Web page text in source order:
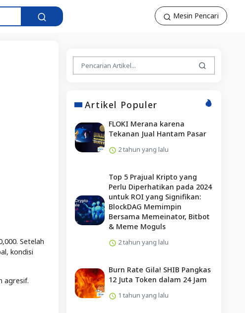
Mesin Pencari
Setelah
kondisi
agresif.
Artikel Populer
FLOKI Merana karena
Tekanan Jual Hantam Pasar
2 tahun yang lalu
Top 5 Prajual Kripto yang
Perlu Diperhatikan pada 2024
untuk ROI yang Signifikan:
BlockDAG Memimpin
Bersama Memeinator, Bitbot
& Meme Moguls
2 tahun yang lalu
Burn Rate Gila! SHIB Pangkas
12 Juta Token dalam 24 Jam
1 tahun yang lalu